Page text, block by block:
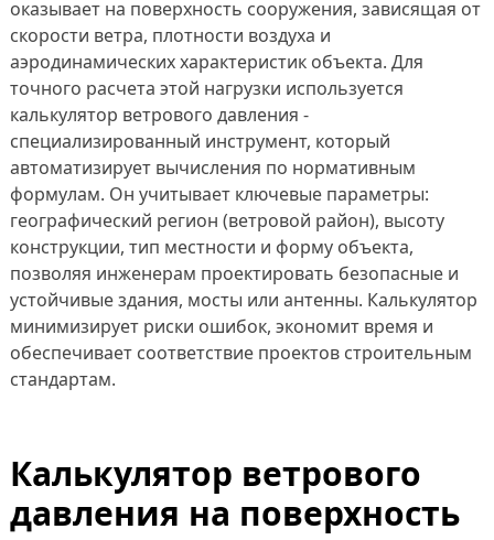
оказывает на поверхность сооружения, зависящая от
скорости ветра, плотности воздуха и
аэродинамических характеристик объекта. Для
точного расчета этой нагрузки используется
калькулятор ветрового давления -
специализированный инструмент, который
автоматизирует вычисления по нормативным
формулам. Он учитывает ключевые параметры:
географический регион (ветровой район), высоту
конструкции, тип местности и форму объекта,
позволяя инженерам проектировать безопасные и
устойчивые здания, мосты или антенны. Калькулятор
минимизирует риски ошибок, экономит время и
обеспечивает соответствие проектов строительным
стандартам.
Калькулятор ветрового
давления на поверхность